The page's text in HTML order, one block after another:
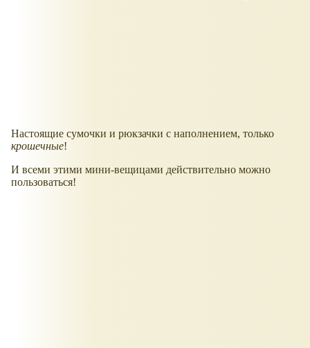
Настоящие сумочки и рюкзачки с наполнением, только
крошечные!
И всеми этими мини-вещицами действительно можно
пользоваться!